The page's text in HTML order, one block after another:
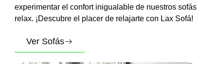
experimentar el confort inigualable de nuestros sofás
relax. ¡Descubre el placer de relajarte con Lax Sofá!
Ver Sofás